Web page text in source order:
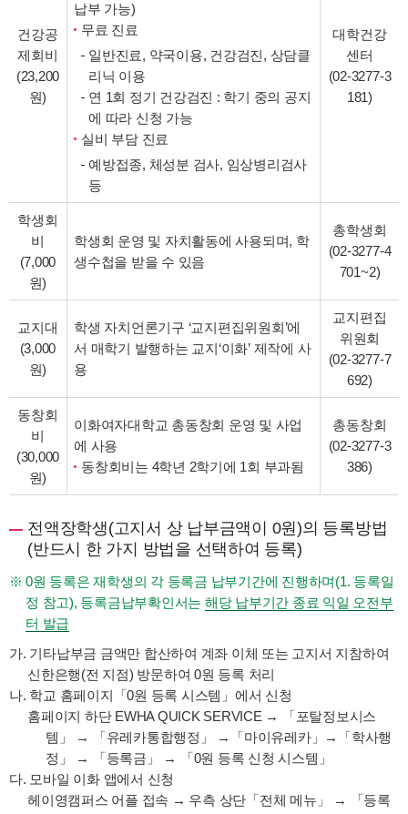
건강공
제회비
(23,200
원)
납부 가능)
무료 진료
일반진료, 약국이용, 건강검진, 상담클
리닉 이용
연 1회 정기 건강검진 : 학기 중의 공지
에 따라 신청 가능
실비 부담 진료
예방접종, 체성분 검사, 임상병리검사
등
대학건강
센터
(02-3277-3
181)
학생회
비
(7,000
원)
학생회 운영 및 자치활동에 사용되며, 학
생수첩을 받을 수 있음
총학생회
(02-3277-4
701~2)
교지대
(3,000
원)
학생 자치언론기구 ‘교지편집위원회’에
서 매학기 발행하는 교지‘이화’ 제작에 사
용
교지편집
위원회
(02-3277-7
692)
동창회
비
(30,000
원)
이화여자대학교 총동창회 운영 및 사업
에 사용
동창회비는 4학년 2학기에 1회 부과됨
총동창회
(02-3277-3
386)
전액장학생(고지서 상 납부금액이 0원)의 등록방법
(반드시 한 가지 방법을 선택하여 등록)
0원 등록은 재학생의 각 등록금 납부기간에 진행하며(1. 등록일
정 참고), 등록금납부확인서는 해당 납부기간 종료 익일 오전부
터 발급
가. 기타납부금 금액만 합산하여 계좌 이체 또는 고지서 지참하여
신한은행(전 지점) 방문하여 0원 등록 처리
나. 학교 홈페이지「0원 등록 시스템」에서 신청
홈페이지 하단 EWHA QUICK SERVICE → 「포탈정보시스
템」 → 「유레카통합행정」 →「마이유레카」→「학사행
정」 → 「등록금」 → 「0원 등록 신청 시스템」
다. 모바일 이화 앱에서 신청
헤이영캠퍼스 어플 접속 → 우측 상단「전체 메뉴」 → 「등록